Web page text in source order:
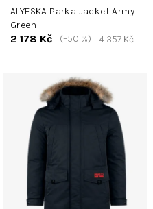
ů
ALYESKA Parka Jacket Army
Green
2 178 Kč 4 357 Kč
(–50 %)